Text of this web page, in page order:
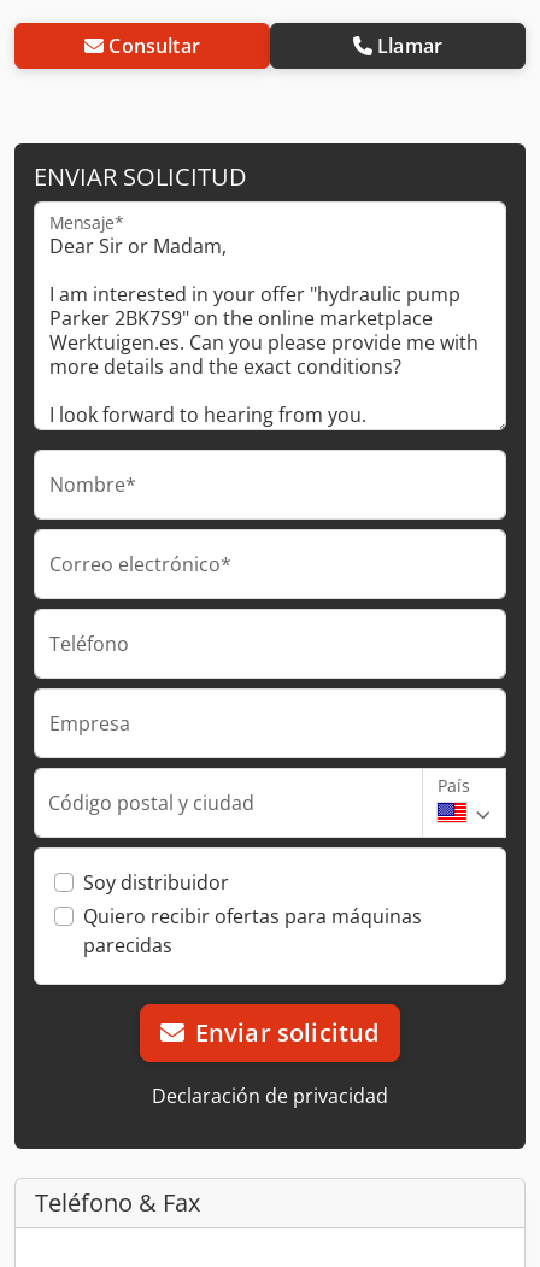
Consultar Llamar
ENVIAR SOLICITUD
Mensaje*
Nombre*
Correo electrónico*
Teléfono
Empresa
Código postal y ciudad
País
Soy distribuidor
Quiero recibir ofertas para máquinas
parecidas
Enviar solicitud
Declaración de privacidad
Teléfono & Fax